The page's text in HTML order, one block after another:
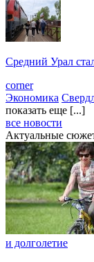
Средний Урал
corner
Экономика
показать еще [...]
все новости
Актуальные
и долголетие